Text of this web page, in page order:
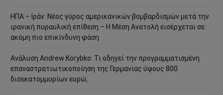
ΗΠΑ – Ιράν: Νέος γύρος αμερικανικών βομβαρδισμών μετά την
ιρανική πυραυλική επίθεση – Η Μέση Ανατολή εισέρχεται σε
ακόμη πιο επικίνδυνη φάση
Ανάλυση Andrew Korybko: Τι οδηγεί την προγραμματισμένη
επαναστρατιωτικοποίηση της Γερμανίας ύψους 800
δισεκατομμυρίων ευρώ;